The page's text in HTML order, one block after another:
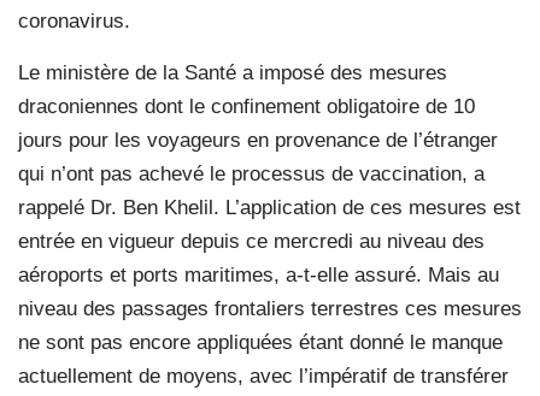
coronavirus.
Le ministère de la Santé a imposé des mesures
draconiennes dont le confinement obligatoire de 10
jours pour les voyageurs en provenance de l’étranger
qui n’ont pas achevé le processus de vaccination, a
rappelé Dr. Ben Khelil. L’application de ces mesures est
entrée en vigueur depuis ce mercredi au niveau des
aéroports et ports maritimes, a-t-elle assuré. Mais au
niveau des passages frontaliers terrestres ces mesures
ne sont pas encore appliquées étant donné le manque
actuellement de moyens, avec l’impératif de transférer